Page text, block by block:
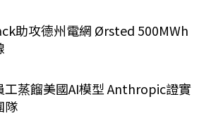
助攻德州電網 Ørsted 500MWh
工蒸餾美國AI模型 Anthropic證實
隊